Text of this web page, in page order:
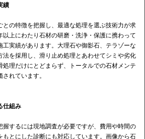
績
との特徴を把握し、最適な処理を選ぶ技術力が求
以上にわたり石材の研磨・洗浄・保護に携わって
工実績があります。大理石や御影石、テラゾーな
法を採用し、滑り止め処理とあわせてシミや劣化
理だけにとどまらず、トータルでの石材メンテ
れています。
仕組み
握するには現地調査が必要ですが、費用や時間の
もとにした診断にも対応しています。画像から石